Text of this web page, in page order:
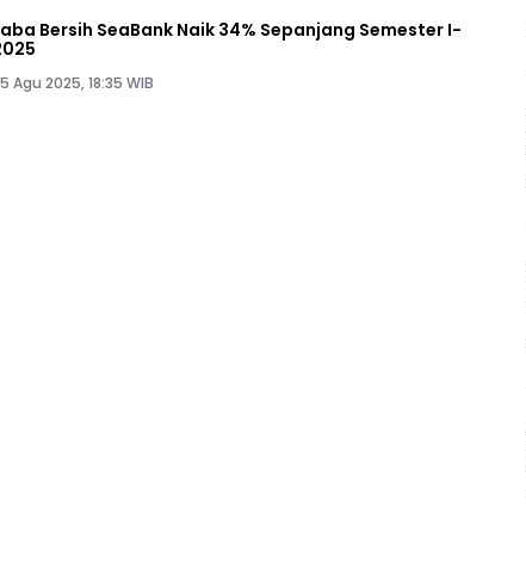
Bersih SeaBank Naik 34% Sepanjang Semester I-
Agu 2025, 18:35 WIB